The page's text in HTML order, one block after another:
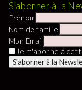
S'abonner à la
Prénom
Nom de famille
Mon Email
Je m'abonne à